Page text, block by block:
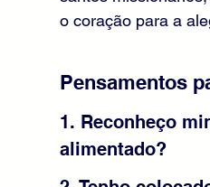
o coração para a
Pensamentos
1. Reconheço
alimentado?